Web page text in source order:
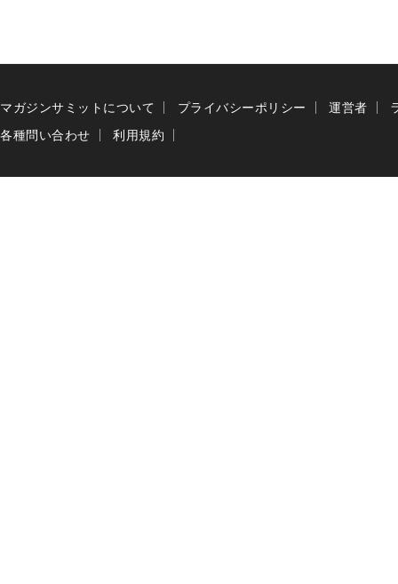
マガジンサミットについて プライバシーポリシー 運営者
各種問い合わせ
利用規約